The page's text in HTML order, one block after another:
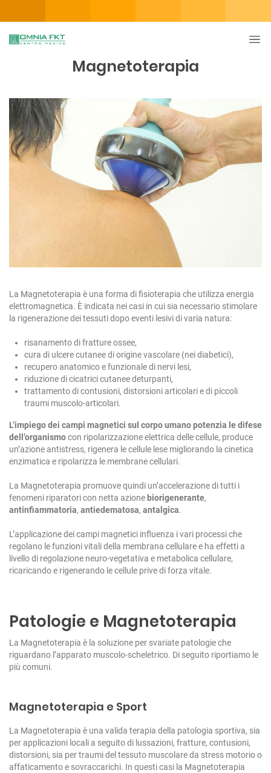
Magnetoterapia
La Magnetoterapia è una forma di fisioterapia che utilizza energia
elettromagnetica. È indicata nei casi in cui sia necessario stimolare
la rigenerazione dei tessuti dopo eventi lesivi di varia natura:
risanamento di fratture ossee,
cura di ulcere cutanee di origine vascolare (nei diabetici),
recupero anatomico e funzionale di nervi lesi,
riduzione di cicatrici cutanee deturpanti,
trattamento di contusioni, distorsioni articolari e di piccoli
traumi muscolo-articolari.
L’impiego dei campi magnetici sul corpo umano potenzia le difese
dell’organismocon ripolarizzazione elettrica delle cellule, produce
un’azione antistress, rigenera le cellule lese migliorando la cinetica
enzimatica e ripolarizza le membrane cellulari.
La Magnetoterapia promuove quindi un’accelerazione di tutti i
fenomeni riparatori con netta azione biorigenerante,
antinfiammatoria, antiedematosa, antalgica.
L’applicazione dei campi magnetici influenza i vari processi che
regolano le funzioni vitali della membrana cellulare e ha effetti a
livello di regolazione neuro-vegetativa e metabolica cellulare,
ricaricando e rigenerando le cellule prive di forza vitale.
Patologie e Magnetoterapia
La Magnetoterapia è la soluzione per svariate patologie che
riguardano l’apparato muscolo-scheletrico. Di seguito riportiamo le
più comuni.
Magnetoterapia e Sport
La Magnetoterapia è una valida terapia della patologia sportiva, sia
per applicazioni locali a seguito di lussazioni, fratture, contusioni,
distorsioni, sia per traumi del tessuto muscolare da stress motorio o
affaticamento e sovraccarichi. In questi casi la Magnetoterapia